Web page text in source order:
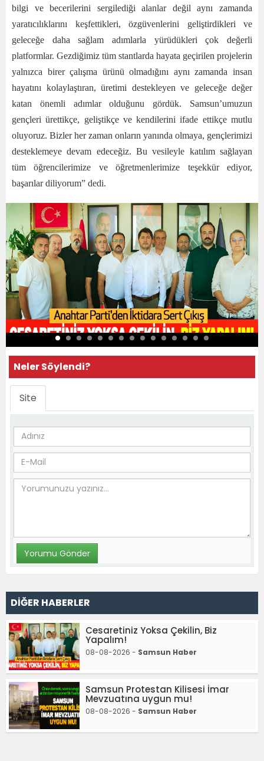
bilgi ve becerilerini sergilediği alanlar değil aynı zamanda
yaratıcılıklarını keşfettikleri, özgüvenlerini geliştirdikleri ve
geleceğe daha sağlam adımlarla yürüdükleri çok değerli
platformlar. Gezdiğimiz tüm stantlarda hayata geçirilen projelerin
yalnızca birer çalışma ürünü olmadığını aynı zamanda insan
hayatını kolaylaştıran, üretimi destekleyen ve geleceğe değer
katan önemli adımlar olduğunu gördük. Samsun’umuzun
gençleri ürettikçe, geliştikçe ve kendilerini ifade ettikçe mutlu
oluyoruz. Bizler her zaman onların yanında olmaya, gençlerimizi
desteklemeye devam edeceğiz. Bu vesileyle katılım sağlayan
tüm öğrencilerimize ve öğretmenlerimize teşekkür ediyor,
başarılar diliyorum” dedi.
Neler Söylendi?
Site
DİĞER HABERLER
Cesaretiniz Yoksa Çekilin, Biz
Yapalım!
08-08-2026 - Samsun Haber
Samsun Protestan Kilisesi İmar
Mevzuatına uygun mu!
08-08-2026 - Samsun Haber